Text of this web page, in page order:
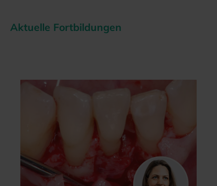
Aktuelle Fortbildungen